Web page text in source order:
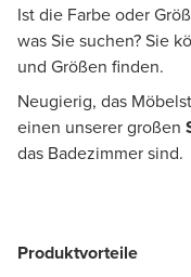
Ist die Farbe oder
was Sie suchen? Sie
und Größen finden.
Neugierig, das
einen unserer großen
das Badezimmer sind.
Produktvorteile